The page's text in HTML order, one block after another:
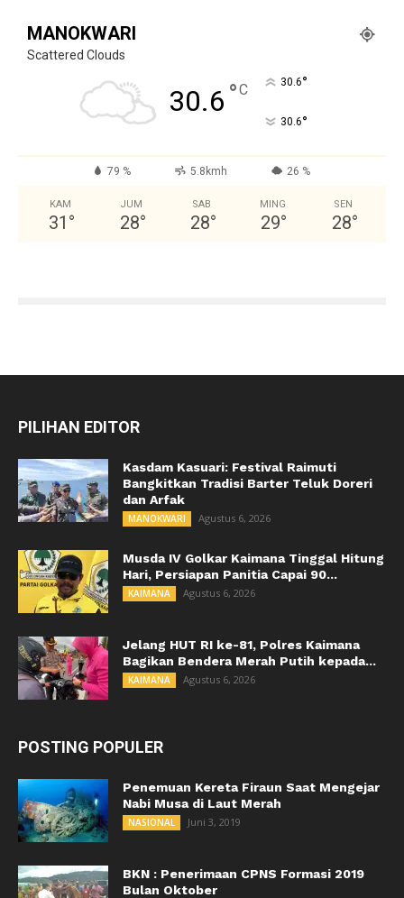
MANOKWARI
Scattered Clouds
30.6 °C 30.6°
30.6°
79 % 5.8kmh 26 %
KAM
31 °
JUM
28°
SAB
28°
MING
29°
SEN
28°
PILIHAN EDITOR
Kasdam Kasuari: Festival Raimuti
Bangkitkan Tradisi Barter Teluk Doreri
dan Arfak
MANOKWARI Agustus 6, 2026
Musda IV Golkar Kaimana Tinggal Hitung
Hari, Persiapan Panitia Capai 90...
KAIMANA Agustus 6, 2026
Jelang HUT RI ke-81, Polres Kaimana
Bagikan Bendera Merah Putih kepada...
KAIMANA Agustus 6, 2026
POSTING POPULER
Penemuan Kereta Firaun Saat Mengejar
Nabi Musa di Laut Merah
NASIONAL Juni 3, 2019
BKN : Penerimaan CPNS Formasi 2019
Bulan Oktober